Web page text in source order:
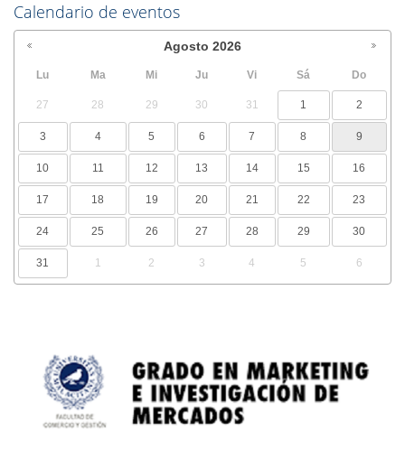
Calendario de eventos
Agosto 2026
Lu Ma Mi Ju Vi Sá Do
27 28 29 30 31 1 2
3 4 5 6 7 8 9
10 11 12 13 14 15 16
17 18 19 20 21 22 23
24 25 26 27 28 29 30
31 1 2 3 4 5 6